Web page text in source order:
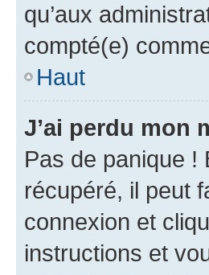
qu’aux
compté(e)
Haut
J’ai perdu mon
Pas de panique !
récupéré, il peut
connexion et
instructions et